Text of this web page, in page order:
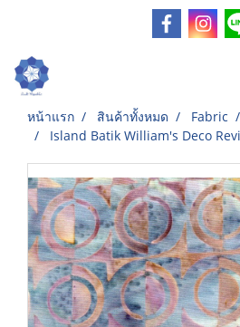
หน้าแรก สินค้าทั้งหมด Fabric
Island Batik William's Deco